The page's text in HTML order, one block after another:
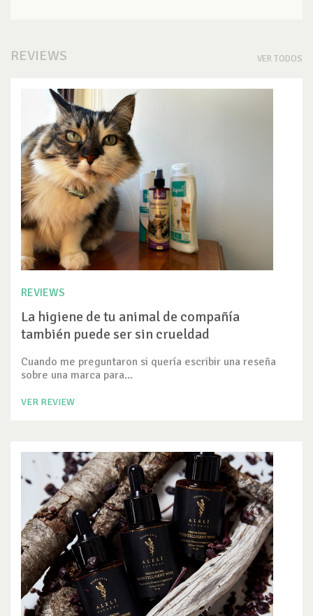
REVIEWS VER TODOS
REVIEWS
La higiene de tu animal de compañía
también puede ser sin crueldad
Cuando me preguntaron si quería escribir una reseña
sobre una marca para...
VER REVIEW